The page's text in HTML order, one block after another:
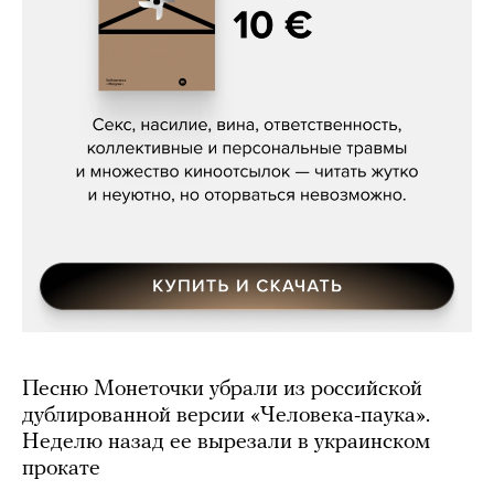
Сергей Кузнецов, «Мясорубка
Песню Монеточки убрали из российской
дублированной версии «Человека-паука».
Неделю назад ее вырезали в украинском
прокате